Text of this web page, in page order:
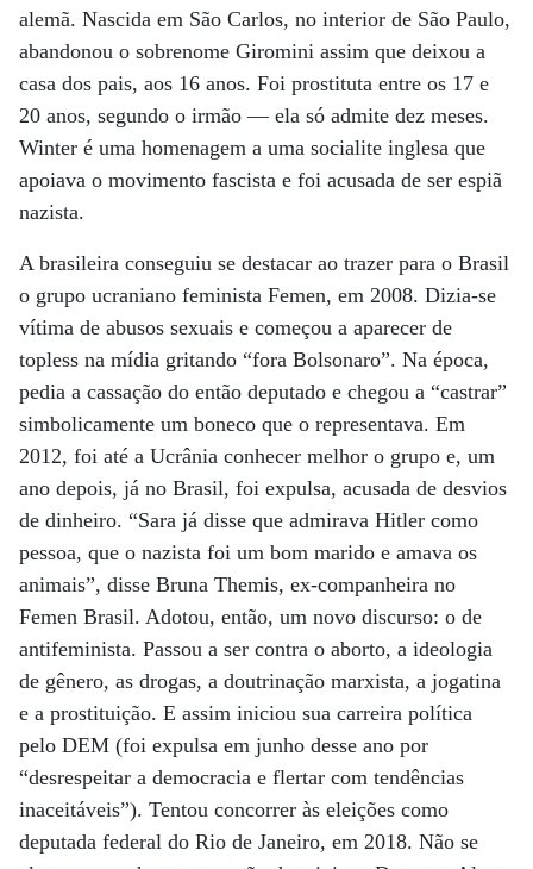
alemã. Nascida em São Carlos, no interior de São Paulo,
abandonou o sobrenome Giromini assim que deixou a
casa dos pais, aos 16 anos. Foi prostituta entre os 17 e
20 anos, segundo o irmão — ela só admite dez meses.
Winter é uma homenagem a uma socialite inglesa que
apoiava o movimento fascista e foi acusada de ser espiã
nazista.
A brasileira conseguiu se destacar ao trazer para o Brasil
o grupo ucraniano feminista Femen, em 2008. Dizia-se
vítima de abusos sexuais e começou a aparecer de
topless na mídia gritando “fora Bolsonaro”. Na época,
pedia a cassação do então deputado e chegou a “castrar”
simbolicamente um boneco que o representava. Em
2012, foi até a Ucrânia conhecer melhor o grupo e, um
ano depois, já no Brasil, foi expulsa, acusada de desvios
de dinheiro. “Sara já disse que admirava Hitler como
pessoa, que o nazista foi um bom marido e amava os
animais”, disse Bruna Themis, ex-companheira no
Femen Brasil. Adotou, então, um novo discurso: o de
antifeminista. Passou a ser contra o aborto, a ideologia
de gênero, as drogas, a doutrinação marxista, a jogatina
e a prostituição. E assim iniciou sua carreira política
pelo DEM (foi expulsa em junho desse ano por
“desrespeitar a democracia e flertar com tendências
inaceitáveis”). Tentou concorrer às eleições como
deputada federal do Rio de Janeiro, em 2018. Não se